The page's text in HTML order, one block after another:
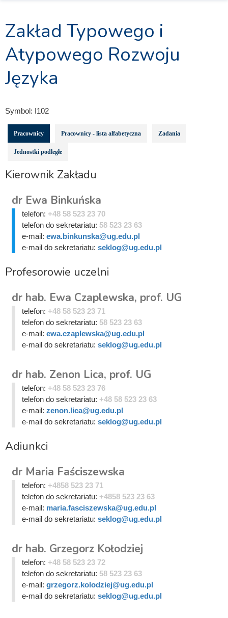
Zakład Typowego i
Atypowego Rozwoju
Języka
Symbol: I102
Pracownicy Pracownicy - lista alfabetyczna Zadania
Jednostki podległe
Kierownik Zakładu
dr Ewa Binkuńska
telefon: +48 58 523 23 70
telefon do sekretariatu: 58 523 23 63
e-mail: ewa.binkunska@ug.edu.pl
e-mail do sekretariatu: seklog@ug.edu.pl
Profesorowie uczelni
dr hab. Ewa Czaplewska, prof. UG
telefon: +48 58 523 23 71
telefon do sekretariatu: 58 523 23 63
e-mail: ewa.czaplewska@ug.edu.pl
e-mail do sekretariatu: seklog@ug.edu.pl
dr hab. Zenon Lica, prof. UG
telefon: +48 58 523 23 76
telefon do sekretariatu: +48 58 523 23 63
e-mail: zenon.lica@ug.edu.pl
e-mail do sekretariatu: seklog@ug.edu.pl
Adiunkci
dr Maria Faściszewska
telefon: +4858 523 23 71
telefon do sekretariatu: +4858 523 23 63
e-mail: maria.fasciszewska@ug.edu.pl
e-mail do sekretariatu: seklog@ug.edu.pl
dr hab. Grzegorz Kołodziej
telefon: +48 58 523 23 72
telefon do sekretariatu: 58 523 23 63
e-mail: grzegorz.kolodziej@ug.edu.pl
e-mail do sekretariatu: seklog@ug.edu.pl